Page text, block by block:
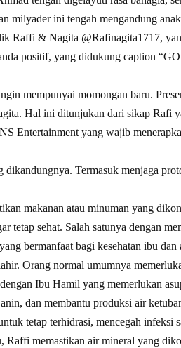
milyader ini tengah mengandung
Raffi & Nagita @Rafinagita1717,
positif, yang didukung caption
mempunyai momongan baru.
Hal ini ditunjukan dari sikap Rafi
Entertainment yang wajib
Termasuk menjaga
makanan atau minuman yang
tetap sehat. Salah satunya dengan
bermanfaat bagi kesehatan ibu dan
Orang normal umumnya
Ibu Hamil yang memerlukan
dan membantu produksi air
tetap terhidrasi, mencegah infeksi
memastikan air mineral yang